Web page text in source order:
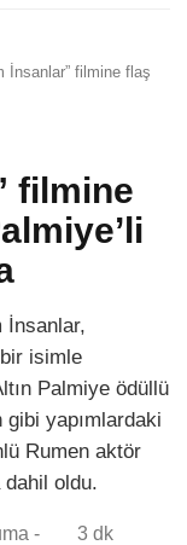
İnsanlar” filmine flaş
filmine
İnsanlar,
isimle
Palmiye ödüllü
yapımlardaki
Rumen aktör
oldu.
-
3 dk